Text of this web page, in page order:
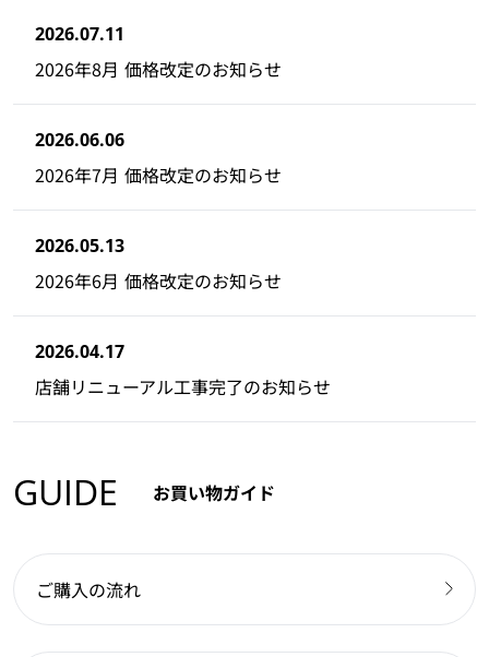
2026.07.11
2026年8月 価格改定のお知らせ
2026.06.06
2026年7月 価格改定のお知らせ
2026.05.13
2026年6月 価格改定のお知らせ
2026.04.17
店舗リニューアル工事完了のお知らせ
GUIDE お買い物ガイド
ご購入の流れ